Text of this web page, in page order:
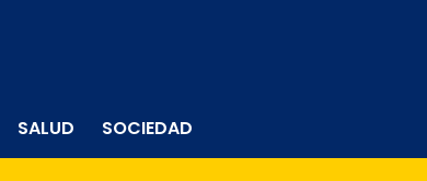
SALUD SOCIEDAD